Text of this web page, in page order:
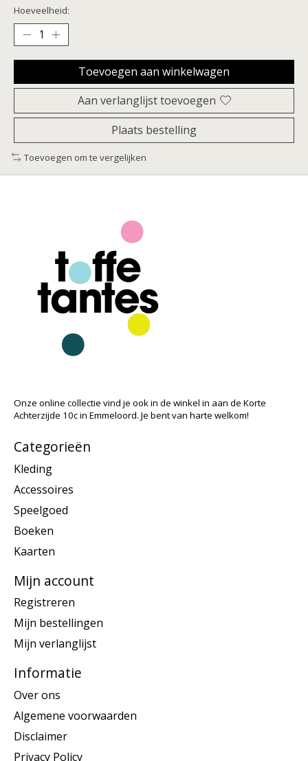
Hoeveelheid:
Toevoegen aan winkelwagen
Aan verlanglijst toevoegen
Plaats bestelling
Toevoegen om te vergelijken
Onze online collectie vind je ook in de winkel in aan de Korte
Achterzijde 10c in Emmeloord. Je bent van harte welkom!
Categorieën
Kleding
Accessoires
Speelgoed
Boeken
Kaarten
Mijn account
Registreren
Mijn bestellingen
Mijn verlanglijst
Informatie
Over ons
Algemene voorwaarden
Disclaimer
Privacy Policy